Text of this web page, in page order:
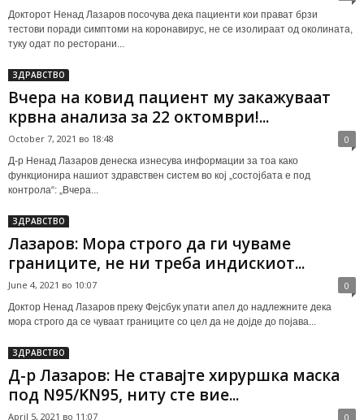
Докторот Ненад Лазаров посочува дека пациенти кои прават брзи
тестови поради симптоми на коронавирус, не се изолираат од околината,
туку одат по ресторани...
ЗДРАВСТВО
Вчера на ковид пациент му закажуваат
крвна анализа за 22 октомври!...
October 7, 2021 во 18:48 0
Д-р Ненад Лазаров денеска изнесува информации за тоа како
функционира нашиот здравствен систем во кој „состојбата е под
контрола“: „Вчера...
ЗДРАВСТВО
Лазаров: Мора строго да ги чуваме
границите, не ни треба индискиот...
June 4, 2021 во 10:07 0
Доктор Ненад Лазаров преку Фејсбук упати апел до надлежните дека
мора строго да се чуваат границите со цел да не дојде до појава...
ЗДРАВСТВО
Д-р Лазаров: Не ставајте хируршка маска
под N95/KN95, ниту сте вие...
April 5, 2021 во 11:07 0